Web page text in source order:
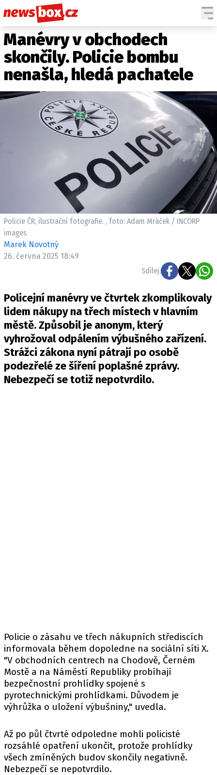
DOMÁCÍ
ZAHRANIČÍ
KRIMI
EKONOMIKA
SPOLEČNOST
ČESKÉ CELEBRITY
SVĚTOVÉ CELEBRITY
SLEDUJTE NÁS NA
Máte příběh, fotku nebo video?
Pošlete e-mail na newsbox.cz
VYDAVATEL
INZERCE
OSOBNÍ ÚDAJE / COOKIES
VOLNÁ MÍSTA
Manévry v obchodech
skončily. Policie bombu
nenašla, hledá pachatele
Policie ČR, ilustrační fotografie. , foto: Adam Mráček / INCORP
images
Marek Novotný
26. června 2025 18:49
Sdílej:
Policejní manévry ve čtvrtek zkomplikovaly
lidem nákupy na třech místech v hlavním
městě. Způsobil je anonym, který
vyhrožoval odpálením výbušného zařízení.
Strážci zákona nyní pátrají po osobě
podezřelé ze šíření poplašné zprávy.
Nebezpečí se totiž nepotvrdilo.
Policie o zásahu ve třech nákupních střediscích
informovala během dopoledne na sociální síti X.
"V obchodních centrech na Chodově, Černém
Mostě a na Náměstí Republiky probíhají
bezpečnostní prohlídky spojené s
pyrotechnickými prohlídkami. Důvodem je
výhrůžka o uložení výbušniny," uvedla.
Až po půl čtvrté odpoledne mohli policisté
rozsáhlé opatření ukončit, protože prohlídky
všech zmíněných budov skončily negativně.
Nebezpečí se nepotvrdilo.